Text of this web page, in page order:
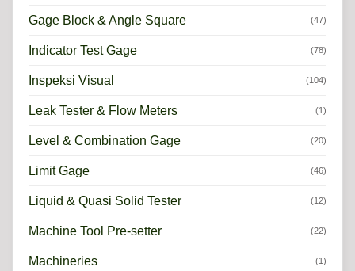
Gage Block & Angle Square (47)
Indicator Test Gage (78)
Inspeksi Visual (104)
Leak Tester & Flow Meters (1)
Level & Combination Gage (20)
Limit Gage (46)
Liquid & Quasi Solid Tester (12)
Machine Tool Pre-setter (22)
Machineries (1)